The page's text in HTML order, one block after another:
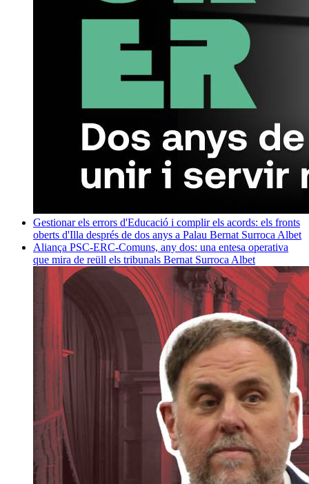
Gestionar els errors d'Educació i complir els acords: els fronts
oberts d'Illa després de dos anys a Palau Bernat Surroca Albet
Aliança PSC-ERC-Comuns, any dos: una entesa operativa
que mira de reüll els tribunals Bernat Surroca Albet